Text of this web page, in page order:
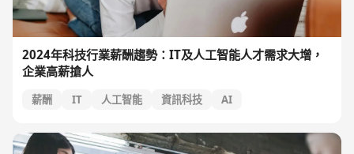
2024年科技行業薪酬趨勢：IT及人工智能人才需求大增，
企業高薪搶人
薪酬 IT 人工智能 資訊科技 AI